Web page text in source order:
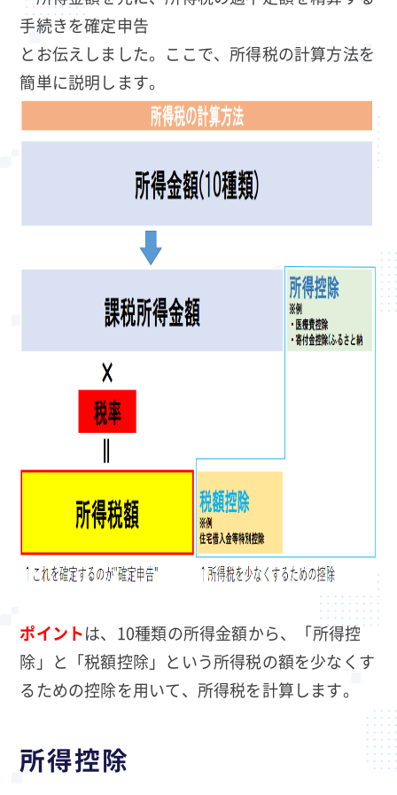
手続きを確定申告
とお伝えしました。ここで、所得税の計算方法を
簡単に説明します。
ポイントは、10種類の所得金額から、「所得控
除」と「税額控除」という所得税の額を少なくす
るための控除を用いて、所得税を計算します。
所得控除